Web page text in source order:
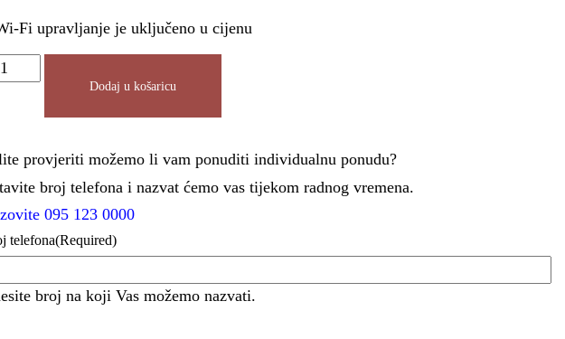
Fi upravljanje je uključeno u cijenu
Dodaj u košaricu
provjeriti možemo li vam ponuditi individualnu ponudu?
broj telefona i nazvat ćemo vas tijekom radnog vremena.
095 123 0000
telefona(Required)
broj na koji Vas možemo nazvati.